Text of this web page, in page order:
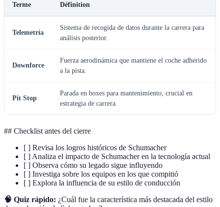
Terme Définition
Telemetría
Sistema de recogida de datos durante la carrera para
análisis posterior.
Downforce
Fuerza aerodinámica que mantiene el coche adherido
a la pista.
Pit Stop
Parada en boxes para mantenimiento, crucial en
estrategia de carrera.
## Checklist antes del cierre
[ ] Revisa los logros históricos de Schumacher
[ ] Analiza el impacto de Schumacher en la tecnología actual
[ ] Observa cómo su legado sigue influyendo
[ ] Investiga sobre los equipos en los que compitió
[ ] Explora la influencia de su estilo de conducción
🧠 Quiz rápido: ¿Cuál fue la característica más destacada del estilo